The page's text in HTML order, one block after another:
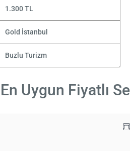
1.300 TL
Gold İstanbul
Buzlu Turizm
En Uygun Fiyatlı